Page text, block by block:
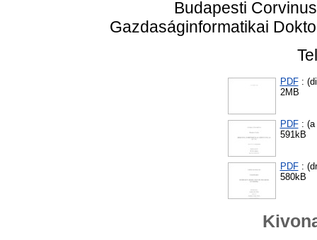
Budapesti
Gazdaságinformatikai
PDF:
2MB
PDF: (a
591kB
PDF:
580kB